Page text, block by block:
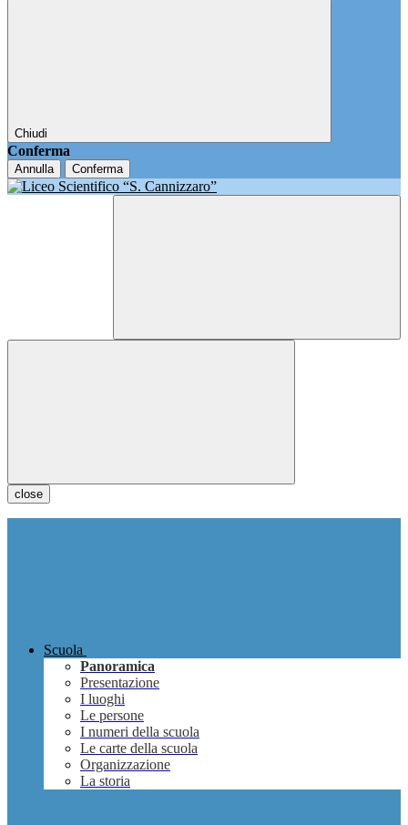
Chiudi
Conferma
Annulla Conferma
close
Scuola
Panoramica
Presentazione
I luoghi
Le persone
I numeri della scuola
Le carte della scuola
Organizzazione
La storia